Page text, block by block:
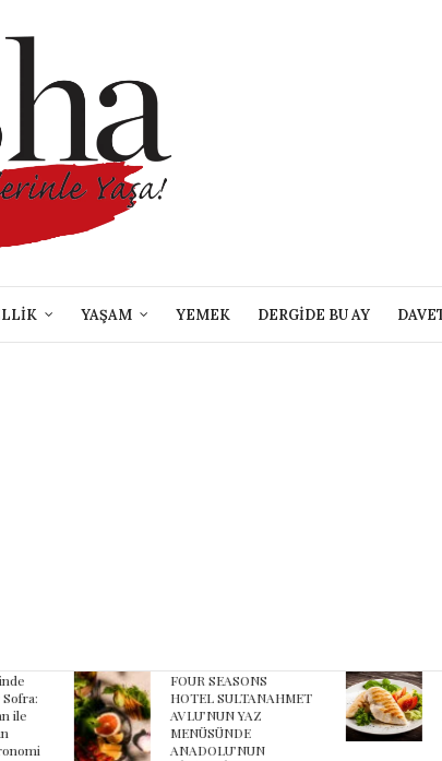
YAŞAM YEMEK DERGIDE BU AY
YAZ
BESİN
ZEHİRLENMESİNE
KARŞI 12 KRİTİK
KURAL!